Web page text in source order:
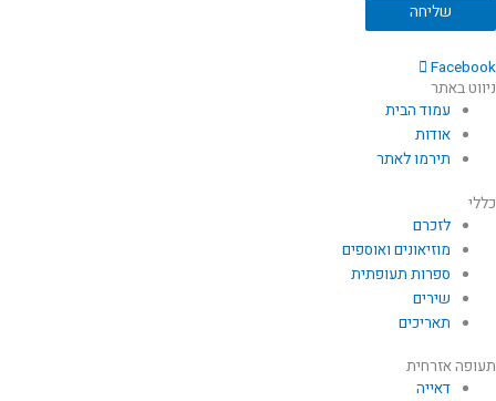
שליחה
Facebook
ניווט באתר
עמוד הבית
אודות
תירמו לאתר
כללי
לזכרם
מוזיאונים ואוספים
ספרות תעופתית
שירים
תאריכים
תעופה אזרחית
דאייה